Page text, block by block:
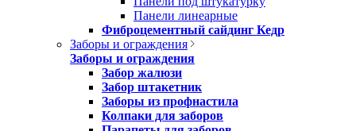
Панели линеарные
Фиброцементный сайдинг Кедр
Заборы и ограждения
Заборы и ограждения
Забор жалюзи
Забор штакетник
Заборы из профнастила
Колпаки для заборов